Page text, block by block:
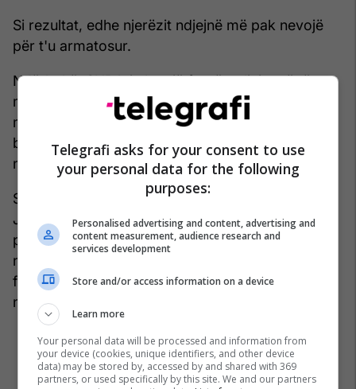
Si rezultat, edhe njerëzit ndjejnë më pak nevojë
për t'u armatosur.
Ndërkohë, SHBA-ja ka një forcë policie më të
militarizuar që përdor armë automatike dhe
makina të blinduara – ku ekziston gjithashtu një
besim më pak i përhapur ndërmjet njerëzve (dhe
ndërmjet njerëzve dhe institucioneve).
Sidoqoftë, vlerësohet në fund të shkrimit, qasja e
Japonisë do të ishte diçka e vështirë “për t’u
përshtatur në kulturën amerikane të armëve”, por
ndoshta mund të sigurojë një pikënisje për
frenimin e dhunës së pakuptimtë që është bërë si
një “njollë e zezë” e jetës në SHBA. /
Telegrafi asks for your consent to use
your personal data for the following
purposes:
Personalised advertising and content, advertising and
content measurement, audience research and
services development
Store and/or access information on a device
Learn more
Your personal data will be processed and information from
your device (cookies, unique identifiers, and other device
data) may be stored by, accessed by and shared with 369
partners, or used specifically by this site. We and our partners